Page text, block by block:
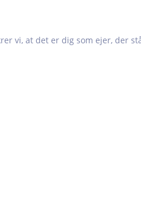
vi, at det er dig som ejer, der